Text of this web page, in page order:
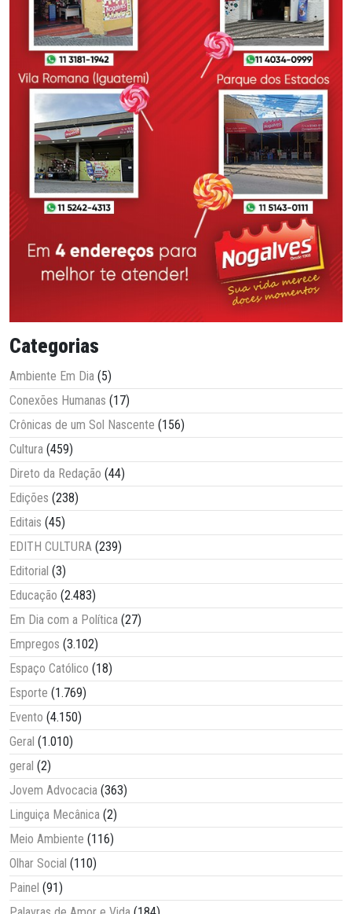
Categorias
Ambiente Em Dia (5)
Conexões Humanas (17)
Crônicas de um Sol Nascente (156)
Cultura (459)
Direto da Redação (44)
Edições (238)
Editais (45)
EDITH CULTURA (239)
Editorial (3)
Educação (2.483)
Em Dia com a Política (27)
Empregos (3.102)
Espaço Católico (18)
Esporte (1.769)
Evento (4.150)
Geral (1.010)
geral (2)
Jovem Advocacia (363)
Linguiça Mecânica (2)
Meio Ambiente (116)
Olhar Social (110)
Painel (91)